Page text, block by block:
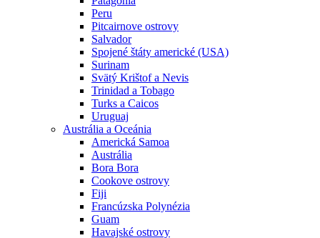
Peru
Pitcairnove ostrovy
Salvador
Spojené štáty americké (USA)
Surinam
Svätý Krištof a Nevis
Trinidad a Tobago
Turks a Caicos
Uruguaj
Austrália a Oceánia
Americká Samoa
Austrália
Bora Bora
Cookove ostrovy
Fiji
Francúzska Polynézia
Guam
Havajské ostrovy